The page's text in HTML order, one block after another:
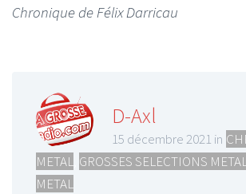
Chronique de Félix Darricau
D-Axl
15 décembre 2021 in
METAL GROSSES SELECTIONS
METAL